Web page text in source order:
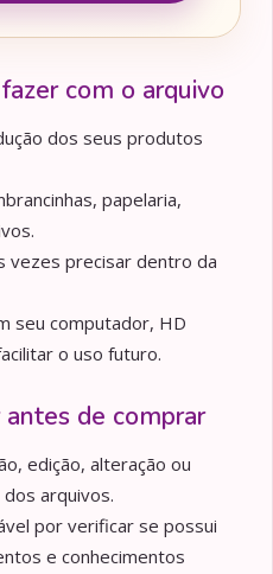
com o arquivo
dos seus produtos
papelaria,
vezes precisar dentro da
seu computador, HD
o uso futuro.
de comprar
edição, alteração ou
arquivos.
por verificar se possui
e conhecimentos